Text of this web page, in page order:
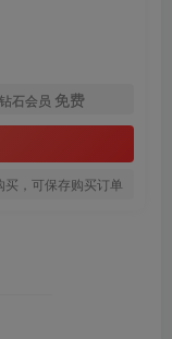
钻石会员 免费
，可保存购买订单